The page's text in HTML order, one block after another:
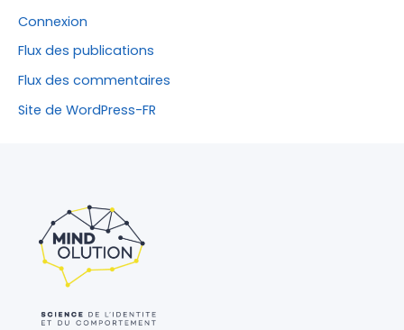
Connexion
Flux des publications
Flux des commentaires
Site de WordPress-FR